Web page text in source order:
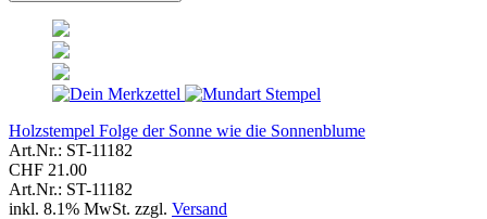
Holzstempel Folge der Sonne wie die Sonnenblume
Art.Nr.: ST-11182
CHF 21.00
Art.Nr.: ST-11182
inkl. 8.1% MwSt. zzgl. Versand